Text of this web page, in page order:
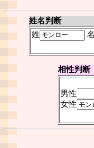
姓名判断
姓
名
相性判断
男性
女性